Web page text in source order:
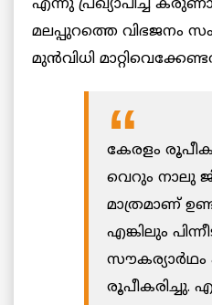
എന്നു പ്രഖ്യാപിച്ച
മലപ്പുറത്തെ വിഭജനം
മുൻവിധി
കേരളം
വെറും നാലു
മാത്രമാണ്
എങ്കിലും
സൗകര്യാര്‍ഥം
രൂപീകരിച്ചു.